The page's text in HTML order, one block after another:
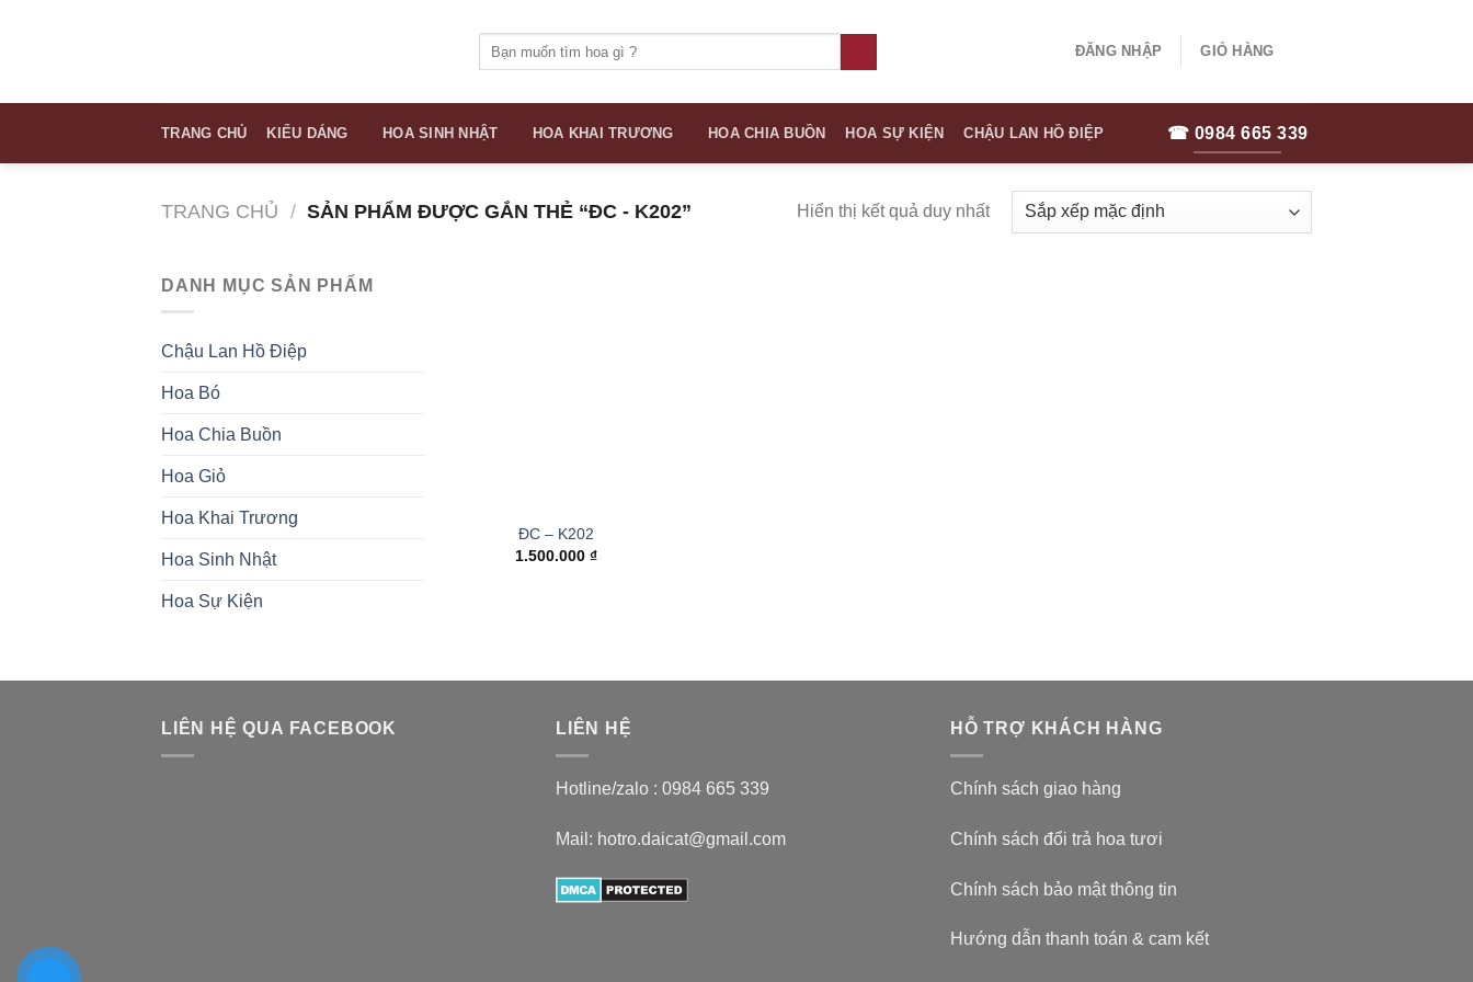
kiếm:
ĐĂNG NHẬP GIỎ HÀNG
TRANG CHỦ KIỂU DÁNG HOA SINH NHẬT HOA KHAI TRƯƠNG HOA CHIA BUỒN HOA SỰ KIỆN CHẬU LAN HỒ ĐIỆP ☎ 0984 665 339
TRANG CHỦ / SẢN PHẨM ĐƯỢC GẮN THẺ “ĐC - K202” Hiển thị kết quả duy nhất
DANH MỤC SẢN PHẨM
Chậu Lan Hồ Điệp
Hoa Bó
Hoa Chia Buồn
Hoa Giỏ
Hoa Khai Trương
Hoa Sinh Nhật
Hoa Sự Kiện
ĐC – K202
1.500.000 ₫
LIÊN HỆ QUA FACEBOOK LIÊN HỆ
Hotline/zalo : 0984 665 339
Mail: hotro.daicat@gmail.com
HỖ TRỢ KHÁCH HÀNG
Chính sách giao hàng
Chính sách đổi trả hoa tươi
Chính sách bảo mật thông tin
Hướng dẫn thanh toán & cam kết